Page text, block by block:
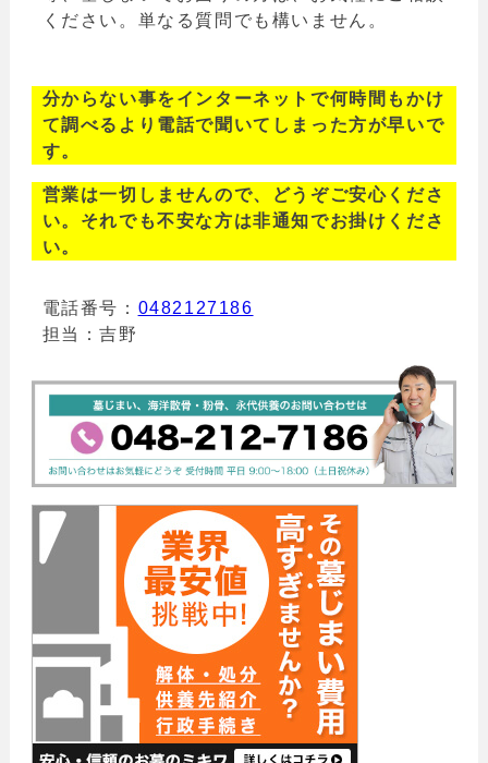
ください。単なる質問でも構いません。
分からない事をインターネットで何時間もかけ
て調べるより電話で聞いてしまった方が早いで
す。
営業は一切しませんので、どうぞご安心くださ
い。それでも不安な方は非通知でお掛けくださ
い。
電話番号： 0482127186
担当：吉野